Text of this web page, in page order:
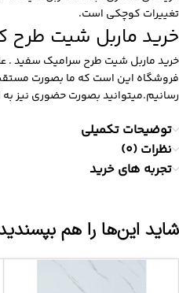
تغییرات کوچکی است.
خرید ماربل شیت طرح
خرید ماربل شیت طرح سرامیک سفید .
فروشگاه این است که ما بصورت
رسانیم.میتوانید بصورت حضوری نیز به
توضیحات تکمیلی
نظرات (0)
تجربه های خرید
شاید این‌ها را هم